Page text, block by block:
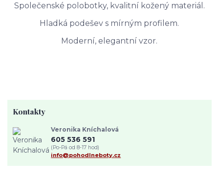
Společenské polobotky, kvalitní kožený materiál.
Hladká podešev s mírným profilem.
Moderní, elegantní vzor.
Kontakty
Veronika Kníchalová
605 536 591
(Po-Pá od 8-17 hod)
info@pohodlneboty.cz